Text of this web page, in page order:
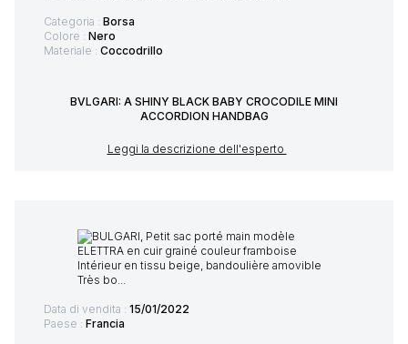
Categoria : Borsa
Colore : Nero
Materiale : Coccodrillo
BVLGARI: A SHINY BLACK BABY CROCODILE MINI
ACCORDION HANDBAG
Leggi la descrizione dell'esperto
Data di vendita : 15/01/2022
Paese : Francia